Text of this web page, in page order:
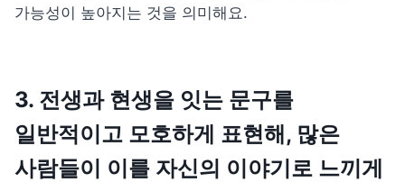
가능성이 높아지는 것을 의미해요.
3. 전생과 현생을 잇는 문구를
일반적이고 모호하게 표현해, 많은
사람들이 이를 자신의 이야기로 느끼게